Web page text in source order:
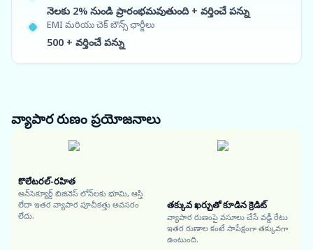
నెలకు 2% నుండి ప్రారంభమవుతుంది + వర్తించే పన్ను
EMI మరియు చెక్ బౌన్స్ ఛార్జీలు
500 + వర్తించే పన్ను
వ్యాపార రుణంప్రయోజనాలు
కొలేటరల్-రహిత
అన్‌సెక్యూర్డ్ బిజినెస్ లోన్‌లకు భూమి, ఆస్తి
లేదా ఇతర వ్యాపార పూచీకత్తు అవసరం
లేదు.
తక్కువ ఖర్చుతో కూడిన క్రెడిట్
వ్యాపార రుణంపై వసూలు చేసే వడ్డీ రేటు
ఇతర రుణాల కంటే సాపేక్షంగా తక్కువగా
ఉంటుంది.